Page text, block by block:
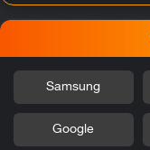
Samsung
Google